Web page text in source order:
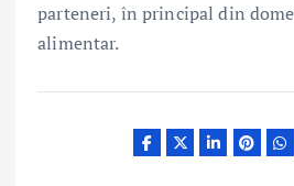
parteneri, în principal din
alimentar.